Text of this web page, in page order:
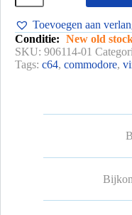
Toevoegen aan
Conditie: New old
SKU: 906114-01
Tags: c64, commodore,